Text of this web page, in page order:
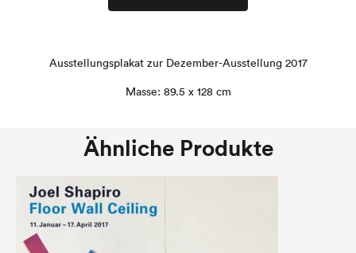
Ausstellungsplakat zur Dezember-Ausstellung 2017
Masse: 89.5 x 128 cm
Ähnliche Produkte